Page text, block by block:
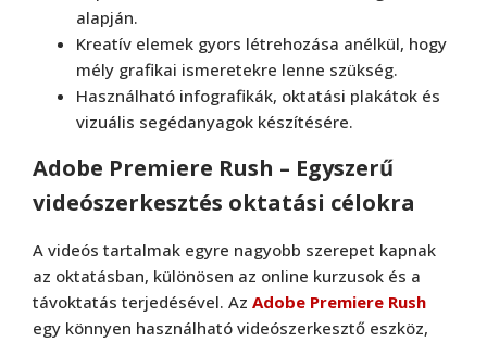
alapján.
Kreatív elemek gyors létrehozása anélkül, hogy
mély grafikai ismeretekre lenne szükség.
Használható infografikák, oktatási plakátok és
vizuális segédanyagok készítésére.
Adobe Premiere Rush – Egyszerű
videószerkesztés oktatási célokra
A videós tartalmak egyre nagyobb szerepet kapnak
az oktatásban, különösen az online kurzusok és a
távoktatás terjedésével. Az Adobe Premiere Rush
egy könnyen használható videószerkesztő eszköz,